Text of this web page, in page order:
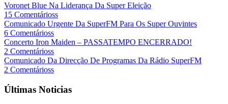
Voronet Blue Na Liderança Da Super Eleição
15 Comentárioss
Comunicado Urgente Da SuperFM Para Os Super Ouvintes
6 Comentárioss
Concerto Iron Maiden – PASSATEMPO ENCERRADO!
2 Comentárioss
Comunicado Da Direcção De Programas Da Rádio SuperFM
2 Comentárioss
Últimas Noticias